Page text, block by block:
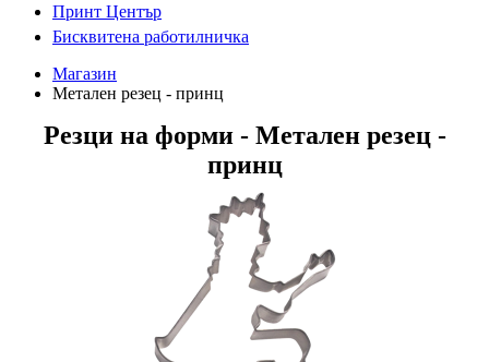
Принт Център
Бисквитена работилничка
Магазин
Метален резец - принц
Резци на форми - Метален резец -
принц